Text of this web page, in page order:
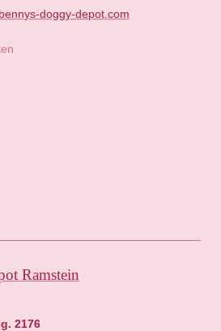
doggy-depot.com
Ramstein
2176